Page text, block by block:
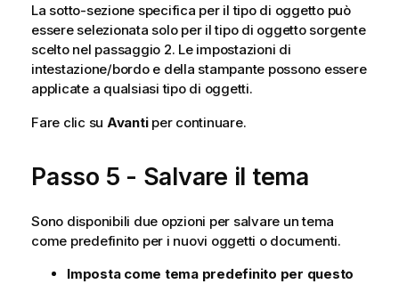
La sotto-sezione specifica per il tipo di oggetto può
essere selezionata solo per il tipo di oggetto sorgente
scelto nel passaggio 2. Le impostazioni di
intestazione/bordo e della stampante possono essere
applicate a qualsiasi tipo di oggetti.
Fare clic su Avantiper continuare.
Passo 5 - Salvare il tema
Sono disponibili due opzioni per salvare un tema
come predefinito per i nuovi oggetti o documenti.
Imposta come tema predefinito per questo